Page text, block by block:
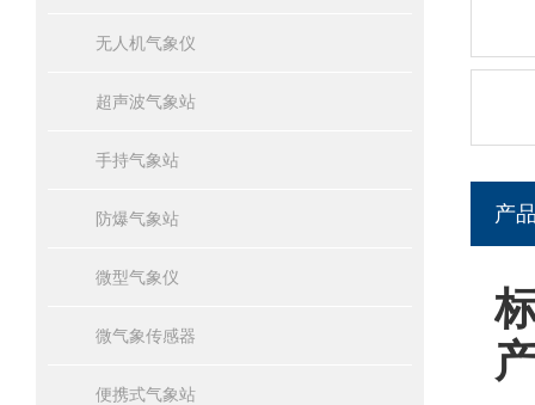
无人机气象仪
超声波气象站
手持气象站
防爆气象站
微型气象仪
微气象传感器
便携式气象站
产